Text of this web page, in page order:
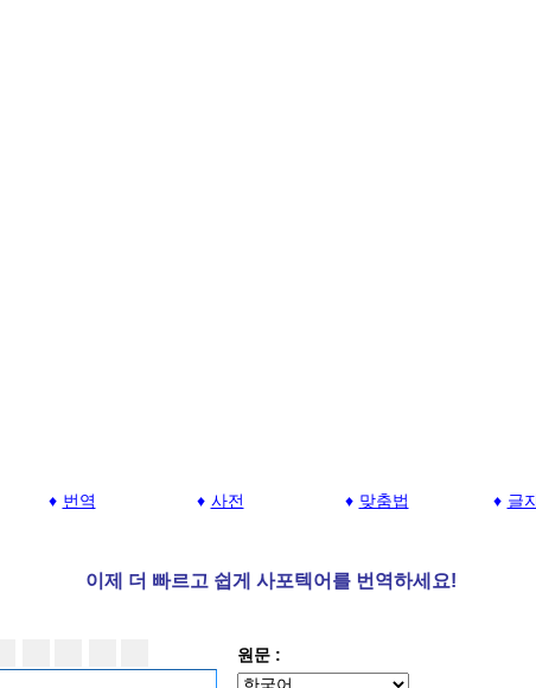
번역 사전 맞춤법 글
이제 더 빠르고 쉽게 사포텍어를 번역하세요!
원문 :